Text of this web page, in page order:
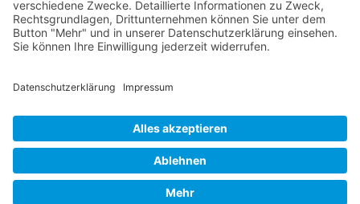
© 2026 Frank Hartung Ihr Mediator bei Konflikten in Familie,
Frank Hartung - Familien- und Wirtschaftsmediator
263 Bewertungen auf ProvenExpert.com